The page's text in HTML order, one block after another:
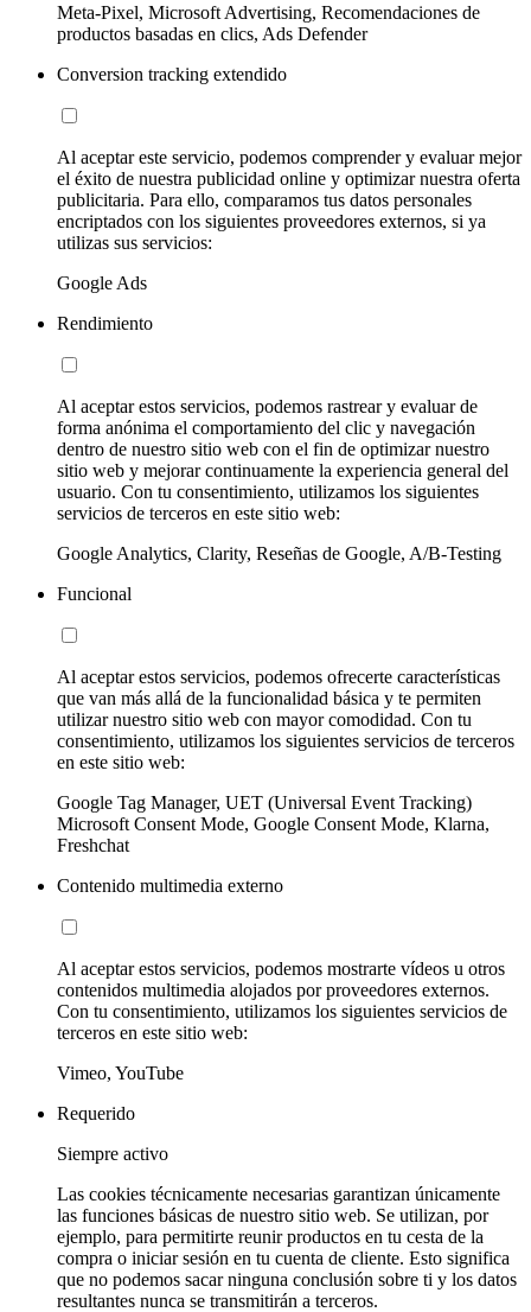
Meta-Pixel, Microsoft Advertising, Recomendaciones de
productos basadas en clics, Ads Defender
Conversion tracking extendido
Al aceptar este servicio, podemos comprender y evaluar mejor
el éxito de nuestra publicidad online y optimizar nuestra oferta
publicitaria. Para ello, comparamos tus datos personales
encriptados con los siguientes proveedores externos, si ya
utilizas sus servicios:
Google Ads
Rendimiento
Al aceptar estos servicios, podemos rastrear y evaluar de
forma anónima el comportamiento del clic y navegación
dentro de nuestro sitio web con el fin de optimizar nuestro
sitio web y mejorar continuamente la experiencia general del
usuario. Con tu consentimiento, utilizamos los siguientes
servicios de terceros en este sitio web:
Google Analytics, Clarity, Reseñas de Google, A/B-Testing
Funcional
Al aceptar estos servicios, podemos ofrecerte características
que van más allá de la funcionalidad básica y te permiten
utilizar nuestro sitio web con mayor comodidad. Con tu
consentimiento, utilizamos los siguientes servicios de terceros
en este sitio web:
Google Tag Manager, UET (Universal Event Tracking)
Microsoft Consent Mode, Google Consent Mode, Klarna,
Freshchat
Contenido multimedia externo
Al aceptar estos servicios, podemos mostrarte vídeos u otros
contenidos multimedia alojados por proveedores externos.
Con tu consentimiento, utilizamos los siguientes servicios de
terceros en este sitio web:
Vimeo, YouTube
Requerido
Siempre activo
Las cookies técnicamente necesarias garantizan únicamente
las funciones básicas de nuestro sitio web. Se utilizan, por
ejemplo, para permitirte reunir productos en tu cesta de la
compra o iniciar sesión en tu cuenta de cliente. Esto significa
que no podemos sacar ninguna conclusión sobre ti y los datos
resultantes nunca se transmitirán a terceros.